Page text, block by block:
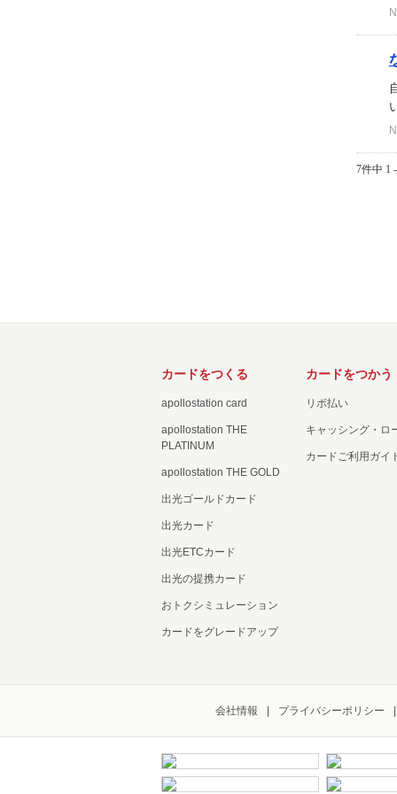
7件中 1
カードをつくる
apollostation card
apollostation THE
PLATINUM
apollostation THE GOLD
出光ゴールドカード
出光カード
出光ETCカード
出光の提携カード
おトクシミュレーション
カードをグレードアップ
カードをつかう
リボ払い
キャッシング・ロ
カードご利用ガイ
会社情報 プライバシーポリシー